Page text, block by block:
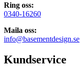
Ring oss:
0340-16260
Maila oss:
info@basementdesign.se
Kundservice